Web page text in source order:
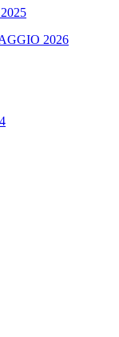
2026